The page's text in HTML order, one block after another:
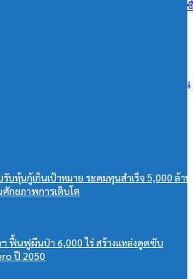
บ Work-based Learning ปั้น Future Talent เ
ชนสู่เวทีวิชาการประกันภัย มอบทุนสนับสนุน
บหุ้นกู้เกินเป้าหมาย ระดมทุนสำเร็จ 5,000 ล้าน
กยภาพการเติบโต
ฟื้นฟูผืนป่า 6,000 ไร่ สร้างแหล่งดูดซับ
ปี 2050